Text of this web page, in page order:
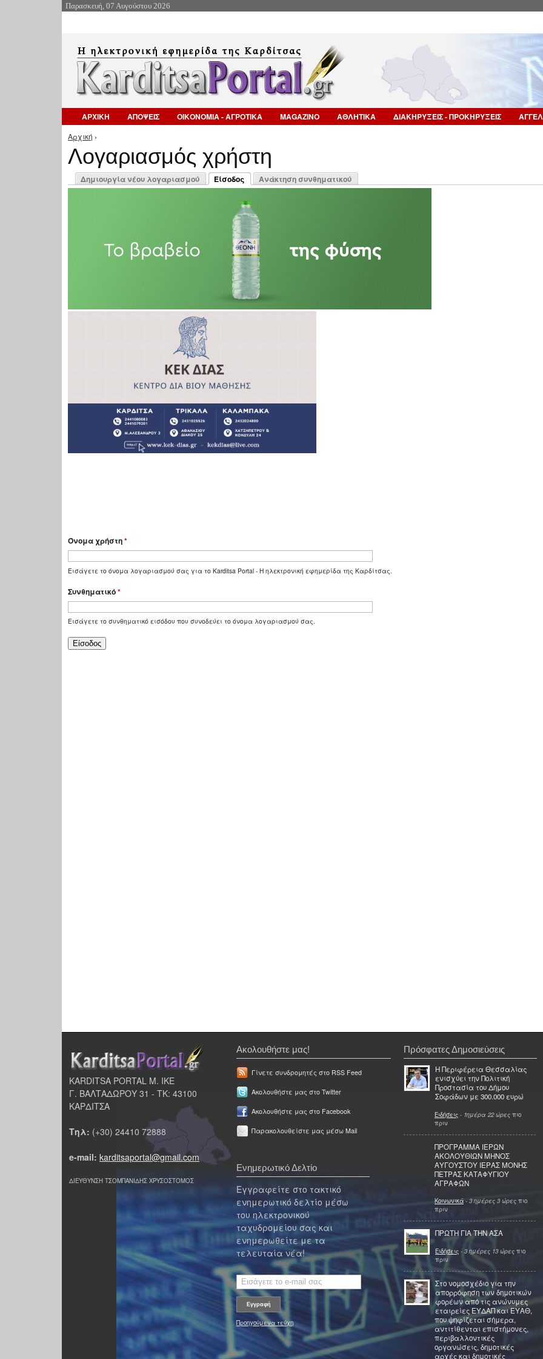
Παρασκευή, 07 Αυγούστου 2026
ΑΡΧΙΚΗ ΑΠΟΨΕΙΣ ΟΙΚΟΝΟΜΙΑ - ΑΓΡΟΤΙΚΑ MAGAZINO ΑΘΛΗΤΙΚΑ ΔΙΑΚΗΡΥΞΕΙΣ - ΠΡΟΚΗΡΥΞΕΙΣ
Είστε εδώ
Αρχική ›
Λογαριασμός χρήστη
Πρωτεύουσες καρτέλες
Δημιουργία νέου λογαριασμού
Είσοδος
(ενεργή καρτέλα)
Ανάκτηση συνθηματικού
Όνομα χρήστη*
Εισάγετε το όνομα λογαριασμού σας για το Karditsa Portal - Η ηλεκτρονική εφημερίδα της Καρδίτσας.
Συνθηματικό*
Εισάγετε το συνθηματικό εισόδου που συνοδεύει το όνομα λογαριασμού σας.
KARDITSA PORTAL Μ. ΙΚΕ
Γ. ΒΑΛΤΑΔΩΡΟΥ 31 - ΤΚ: 43100
ΚΑΡΔΙΤΣΑ
Τηλ: (+30) 24410 72888
e-mail: karditsaportal@gmail.com
ΔΙΕΥΘΥΝΣΗ ΤΣΟΜΠΑΝΙΔΗΣ ΧΡΥΣΟΣΤΟΜΟΣ
Ακολουθήστε μας!
Γίνετε συνδρομητές στο RSS Feed
Ακολουθήστε μας στο Twitter
Ακολουθήστε μας στο Facebook
Παρακολουθείστε μας μέσω Mail
Ενημερωτικό Δελτίο
Εγγραφείτε στο τακτικό
ενημερωτικό δελτίο μέσω
του ηλεκτρονικού
ταχυδρομείου σας και
ενημερωθείτε με τα
τελευταία νέα!
Προηγούμενα τεύχη
Πρόσφατες Δημοσιεύσεις
Η Περιφέρεια Θεσσαλίας
ενισχύει την Πολιτική
Προστασία του Δήμου
Σοφάδων με 300.000 ευρώ
Ειδήσεις - 1ημέρα 22 ώρες πιο
πριν
ΠΡΟΓΡΑΜΜΑ ΙΕΡΩΝ
ΑΚΟΛΟΥΘΙΩΝ ΜΗΝΟΣ
ΑΥΓΟΥΣΤΟΥ ΙΕΡΑΣ ΜΟΝΗΣ
ΠΕΤΡΑΣ ΚΑΤΑΦΥΓΙΟΥ
ΑΓΡΑΦΩΝ
Κοινωνικά - 3 ημέρες 3 ώρες πιο
πριν
ΠΡΩΤΗ ΓΙΑ ΤΗΝ ΑΣΑ
Ειδήσεις - 3 ημέρες 13 ώρες πιο
πριν
Στο νομοσχέδιο για την
απορρόφηση των δημοτικών
φορέων από τις ανώνυμες
εταιρείες ΕΥΔΑΠ και ΕΥΑΘ,
που ψηφίζεται σήμερα,
αντιτίθενται επιστήμονες,
περιβαλλοντικές
οργανώσεις, δημοτικές
αρχές και δημοτικές